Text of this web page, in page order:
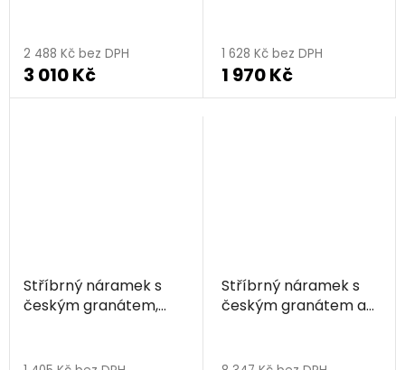
2 488 Kč bez DPH
3 010 Kč
1 628 Kč bez DPH
1 970 Kč
Stříbrný náramek s
českým granátem,
Stříbrný náramek s
českým granátem a